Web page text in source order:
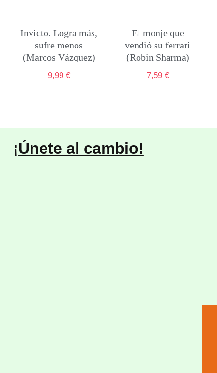
Invicto. Logra más,
sufre menos
(Marcos Vázquez)
9,99 €
El monje que
vendió su ferrari
(Robin Sharma)
7,59 €
¡Únete al cambio!